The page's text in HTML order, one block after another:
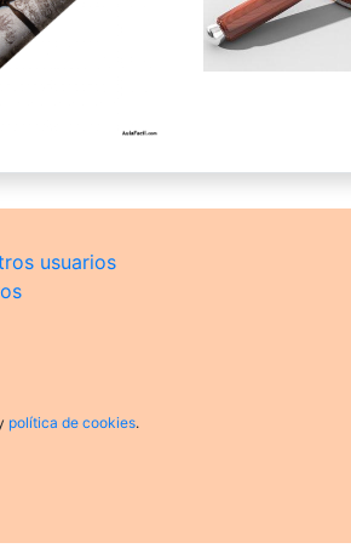
usuarios
política de cookies.